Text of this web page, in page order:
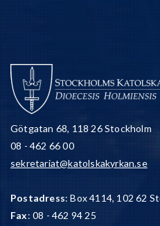
Götgatan 68, 118 26 Stockholm
08 - 462 66 00
sekretariat@katolskakyrkan.se
Postadress: Box 4114, 102 62
Fax: 08 - 462 94 25